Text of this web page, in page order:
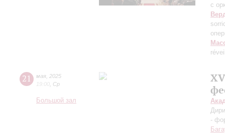
с
21 мая 2025
19:00
Ср
Большой зал
-